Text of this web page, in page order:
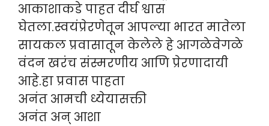
आकाशाकडे पाहत दीर्घ श्वास
घेतला.स्वयंप्रेरणेतून आपल्या भारत मातेला
सायकल प्रवासातून केलेले हे आगळेवेगळे
वंदन खरंच संस्मरणीय आणि प्रेरणादायी
आहे.हा प्रवास पाहता
अनंत आमची ध्येयासक्ती
अनंत अन् आशा